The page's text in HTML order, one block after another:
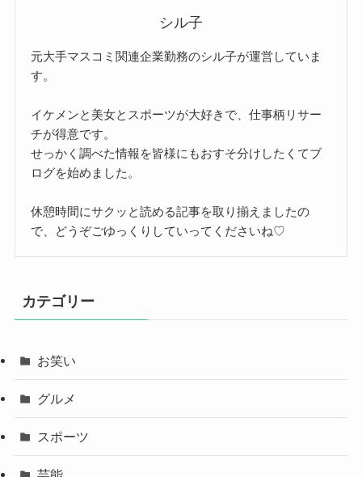
シル子
元大手マスコミ関連企業勤務のシル子が運営していま
す。
イケメンと美女とスポーツが大好きで、仕事柄リサー
チが得意です。
せっかく調べた情報を皆様にもおすそ分けしたくてブ
ログを始めました。
休憩時間にサクッと読める記事を取り揃えましたの
で、どうぞごゆっくりしていってくださいね♡
カテゴリー
お笑い
グルメ
スポーツ